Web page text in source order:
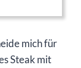
mich für
Steak mit